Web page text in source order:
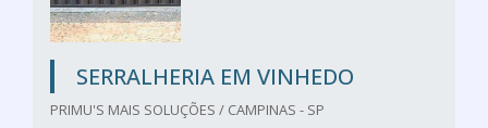
SERRALHERIA EM VINHEDO
PRIMU'S MAIS SOLUÇÕES / CAMPINAS - SP